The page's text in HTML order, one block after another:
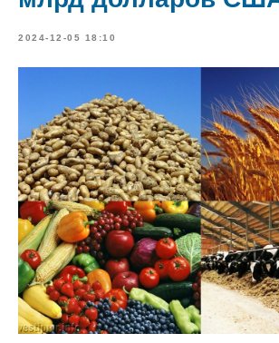
2024-12-05 18:10